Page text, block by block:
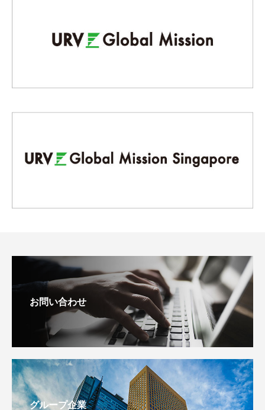
お問い合わせ
グループ企業